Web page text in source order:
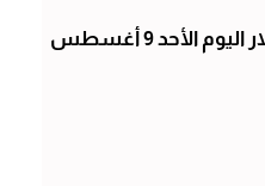
سعر الدولار اليوم الأحد 9 أغسطس